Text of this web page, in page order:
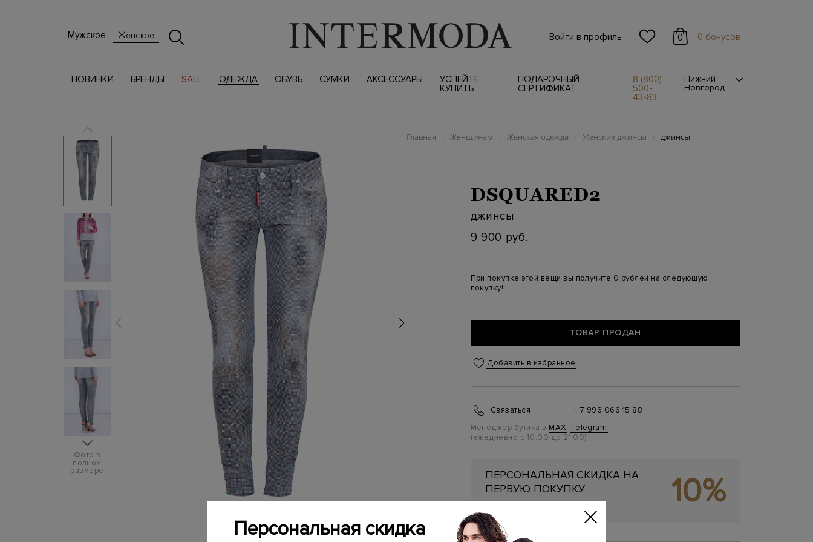
Мужское Женское Войти в профиль 0 0 бонусов
НОВИНКИ БРЕНДЫ SALE ОДЕЖДА ОБУВЬ СУМКИ АКСЕССУАРЫ
УСПЕЙТЕ
КУПИТЬ
ПОДАРОЧНЫЙ
СЕРТИФИКАТ
8 (800)
500-
43-83
Нижний
Новгород
Фото в
полном
размере
Главная / Женщинам / Женская одежда / Женские джинсы / джинсы
DSQUARED2
джинсы
9 900 руб.
При покупке этой вещи вы получите 0 рублей на следующую
покупку!
ТОВАР ПРОДАН
Добавить в избранное
Связаться
+ 7 996 066 15 88
Менеджер бутика в MAX, Telegram
(ежедневно с 10:00 до 21:00)
ПЕРСОНАЛЬНАЯ СКИДКА НА
ПЕРВУЮ ПОКУПКУ
10%
Персональная скидка